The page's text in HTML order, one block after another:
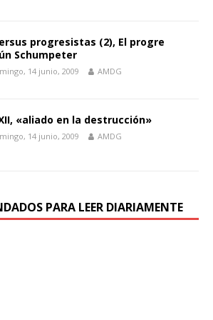
progresistas (2), El progre
Schumpeter
14 junio, 2009 AMDG
«aliado en la destrucción»
14 junio, 2009 AMDG
PARA LEER DIARIAMENTE